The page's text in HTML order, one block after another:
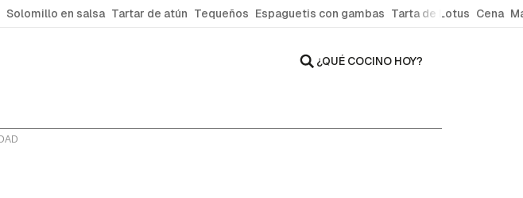
Solomillo en salsa Tartar de atún Tequeños Espaguetis con gambas Tarta de Lotus Cena
¿QUÉ COCINO HOY?